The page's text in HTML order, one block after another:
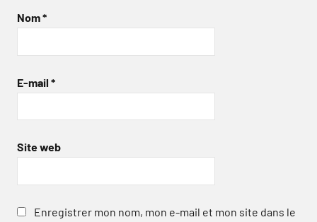
Nom*
E-mail *
Site web
Enregistrer mon nom, mon e-mail et mon site dans le